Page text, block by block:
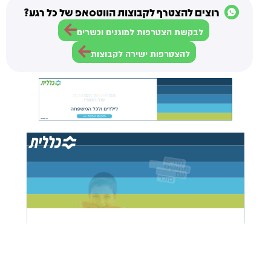
רוצים להצטרף לקבוצות הווטסאפ של כל רגע?
לבקשת הצטרפות למוגנים וכשרים
להצטרפות ישירה לקבוצות